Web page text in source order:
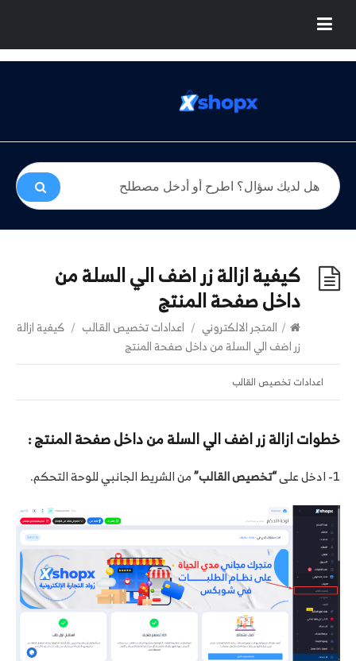
كيفية ازالة زر اضف الي السلة من
داخل صفحة المنتج
/ المتجر الالكتروني / اعدادات تخصيص القالب / كيفية ازالة
زر اضف الي السلة من داخل صفحة المنتج
اعدادات تخصيص القالب
خطوات ازالة زر اضف الي السلة من داخل صفحة المنتج :
1- ادخل على “تخصيص القالب”من الشريط الجانبي للوحة التحكم.